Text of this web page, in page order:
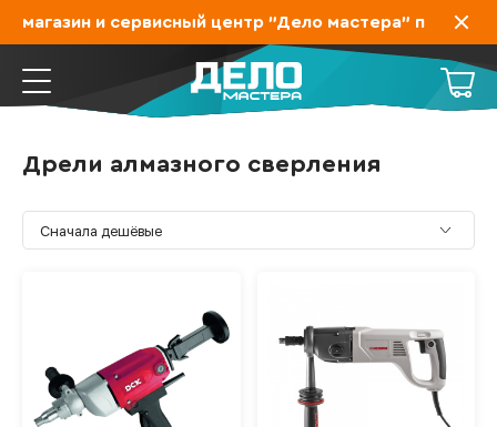
магазин и сервисный центр "Дело мастера"
Дрели алмазного сверления